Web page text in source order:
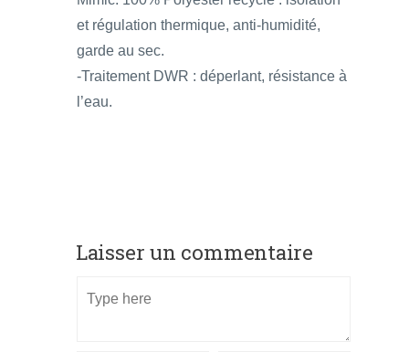
et régulation thermique, anti-humidité,
garde au sec.
-Traitement DWR : déperlant, résistance à
l’eau.
Laisser un commentaire